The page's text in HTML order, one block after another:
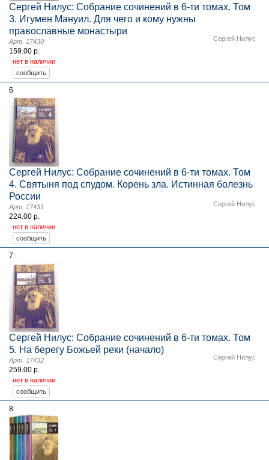
Сергей Нилус: Собрание сочинений в 6-ти томах. Том
3. Игумен Мануил. Для чего и кому нужны
православные монастыри
Сергей Нилус
Арт. 17430
159.00 р.
нет в наличии
6
Сергей Нилус: Собрание сочинений в 6-ти томах. Том
4. Святыня под спудом. Корень зла. Истинная болезнь
России
Сергей Нилус
Арт. 17431
224.00 р.
нет в наличии
7
Сергей Нилус: Собрание сочинений в 6-ти томах. Том
5. На берегу Божьей реки (начало)
Сергей Нилус
Арт. 17432
259.00 р.
нет в наличии
8